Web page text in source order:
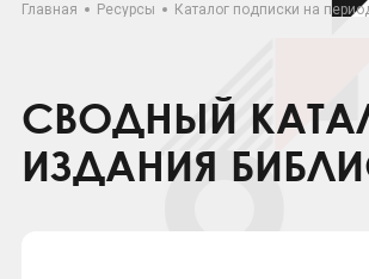
Главная Ресурсы Каталог подписки на
СВОДНЫЙ
ИЗДАНИЯ